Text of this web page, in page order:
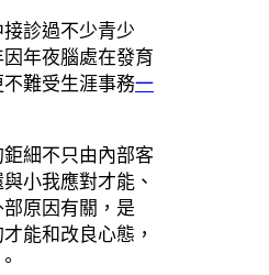
診過不少青少
年夜腦處在發育
難受生涯事務一
細不只由內部客
小我應對才能、
原因有關，是
能和改良心態，